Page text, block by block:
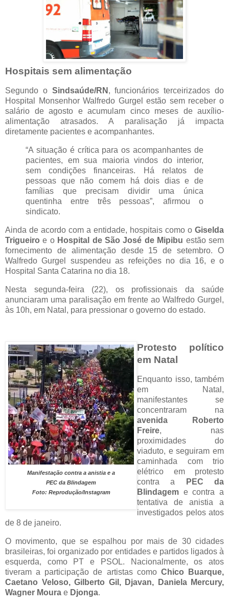
Hospitais sem alimentação
Segundo o Sindsaúde/RN , funcionários terceirizados do
Hospital Monsenhor Walfredo Gurgel estão sem receber o
salário de agosto e acumulam cinco meses de auxílio-
alimentação atrasados. A paralisação já impacta
diretamente pacientes e acompanhantes.
“A situação é crítica para os acompanhantes de
pacientes, em sua maioria vindos do interior,
sem condições financeiras. Há relatos de
pessoas que não comem há dois dias e de
famílias que precisam dividir uma única
quentinha entre três pessoas”, afirmou o
sindicato.
Ainda de acordo com a entidade, hospitais como o Giselda
Trigueiro e o Hospital de São José de Mipibu estão sem
fornecimento de alimentação desde 15 de setembro. O
Walfredo Gurgel suspendeu as refeições no dia 16, e o
Hospital Santa Catarina no dia 18.
Nesta segunda-feira (22), os profissionais da saúde
anunciaram uma paralisação em frente ao Walfredo Gurgel,
às 10h, em Natal, para pressionar o governo do estado.
Manifestação contra a anistia e a
PEC da Blindagem
Foto: Reprodução/Instagram
Protesto político
em Natal
Enquanto isso, também
em Natal,
manifestantes se
concentraram na
avenida Roberto
Freire, nas
proximidades do
viaduto, e seguiram em
caminhada com trio
elétrico em protesto
contra a
PEC da
Blindagem e contra a
tentativa de anistia a
investigados pelos atos
de 8 de janeiro.
O movimento, que se espalhou por mais de 30 cidades
brasileiras, foi organizado por entidades e partidos ligados à
esquerda, como PT e PSOL. Nacionalmente, os atos
tiveram a participação de artistas como Chico Buarque,
Caetano Veloso, Gilberto Gil, Djavan, Daniela Mercury,
Wagner Moura e Djonga.